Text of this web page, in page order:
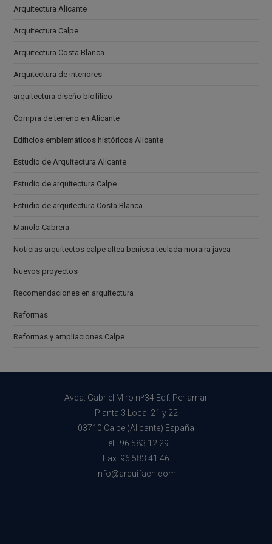
Arquitectura Alicante
Arquitectura Calpe
Arquitectura Costa Blanca
Arquitectura de interiores
arquitectura diseño biofílico
Compra de terreno en Alicante
Edificios emblemáticos históricos Alicante
Estudio de Arquitectura Alicante
Estudio de arquitectura Calpe
Estudio de arquitectura Costa Blanca
Manolo Cabrera
Noticias arquitectos calpe altea benissa teulada moraira javea
Nuevos proyectos
Recomendaciones en arquitectura
Reformas
Reformas y ampliaciones Calpe
Avda. Gabriel Miro nº34 Edf. Perlamar
Planta 3 Local 21 y 22
03710 Calpe (Alicante) España
Tel.: 96.583.12.29
Fax: 96.583.41.46
info@arquifach.com